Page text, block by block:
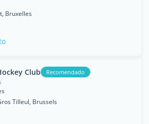
Bruxelles
Club Recomendado
Tilleul, Brussels